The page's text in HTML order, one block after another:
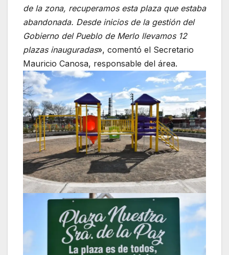
de la zona, recuperamos esta plaza que estaba
abandonada. Desde inicios de la gestión del
Gobierno del Pueblo de Merlo llevamos 12
plazas inauguradas», comentó el Secretario
Mauricio Canosa, responsable del área.